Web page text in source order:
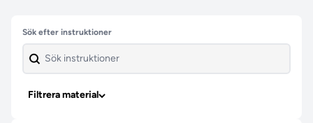
Hoppa över filter
Sök efter instruktioner
Filtrera material